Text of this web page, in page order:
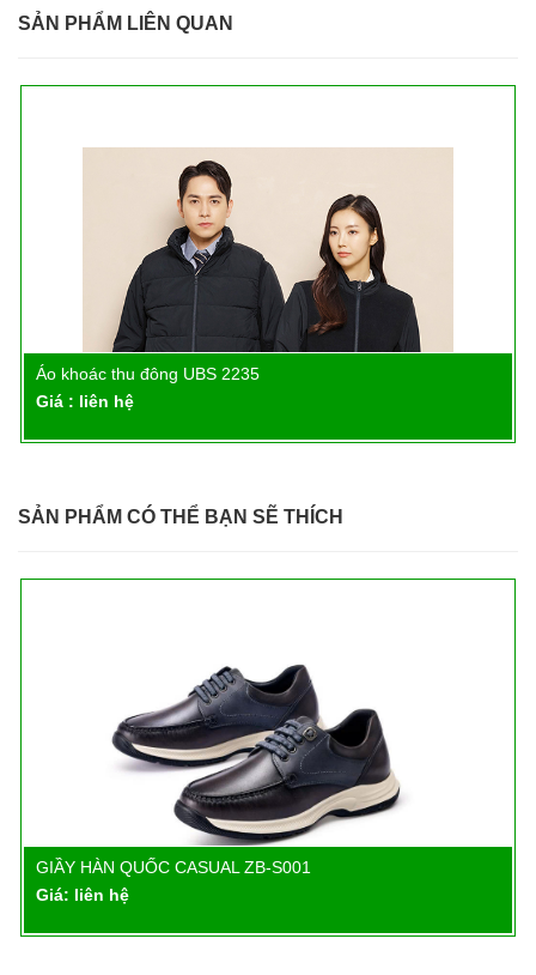
SẢN PHẨM LIÊN QUAN
Áo khoác thu đông UBS 2235
Giá : liên hệ
SẢN PHẨM CÓ THỂ BẠN SẼ THÍCH
Chi tiết
GIẦY HÀN QUỐC CASUAL ZB-S001
Giá: liên hệ